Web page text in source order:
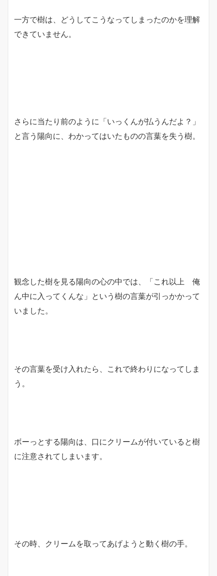
一方で樹は、どうしてこうなってしまったのかを理解
できていません。
さらに当たり前のように「いっくんが払うんだよ？」
と言う陽向に、わかってはいたものの言葉を失う樹。
観念した樹を見る陽向の心の中では、「これ以上 俺
ん中に入ってくんな」という樹の言葉が引っかかって
いました。
その言葉を受け入れたら、これで終わりになってしま
う。
ボーっとする陽向は、口にクリームが付いていると樹
に注意されてしまいます。
その時、クリームを取ってあげようと動く樹の手。